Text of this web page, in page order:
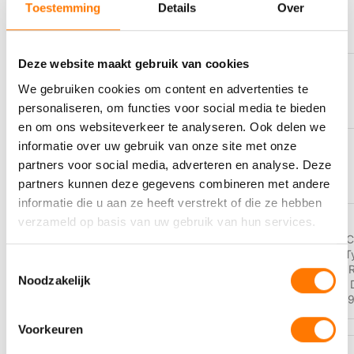
Toestemming Details Over
Deze website maakt gebruik van cookies
We gebruiken cookies om content en advertenties te
personaliseren, om functies voor social media te bieden
en om ons websiteverkeer te analyseren. Ook delen we
informatie over uw gebruik van onze site met onze
partners voor social media, adverteren en analyse. Deze
partners kunnen deze gegevens combineren met andere
informatie die u aan ze heeft verstrekt of die ze hebben
verzameld op basis van uw gebruik van hun services.
Noodzakelijk
Voorkeuren
KLEUR Bruin
OMSCHRIJVING Automatic Transmission Oil
PERFORMANCE LEVEL API GL-4,MIL-L-2105
FOR USE
MAN 339
MB 236.1 – 236.11
Voith G607/G1363, Renk
ZF TE ML 03D/04D/05L/